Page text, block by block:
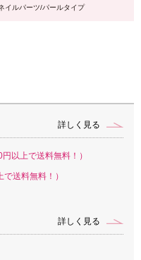
イルパーツ/パールタイプ
詳しく見る
円以上で送料無料！）
で送料無料！）
詳しく見る